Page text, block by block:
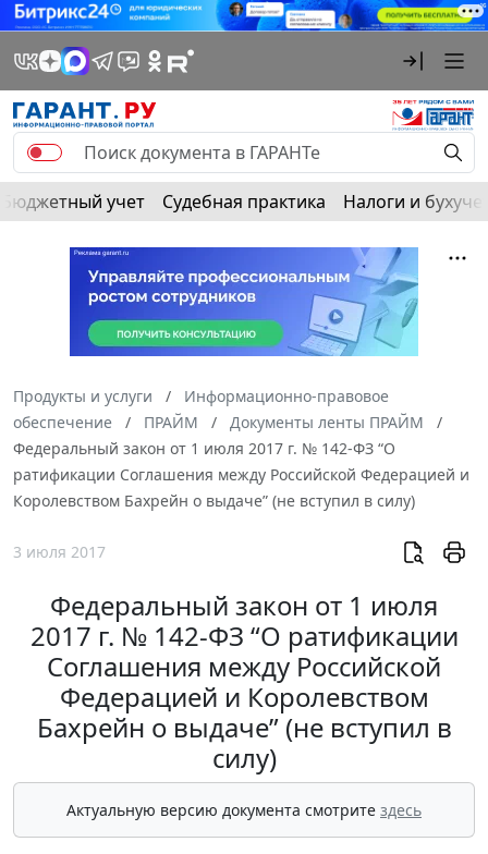
Бюджетный учет Судебная практика Налоги и
Продукты и услуги
Информационно-правовое
обеспечение
ПРАЙМ
Документы ленты ПРАЙМ
Федеральный закон от 1 июля 2017 г. № 142-ФЗ “О
ратификации Соглашения между Российской Федерацией и
Королевством Бахрейн о выдаче” (не вступил в силу)
3 июля 2017
Федеральный закон от 1 июля
2017 г. № 142-ФЗ “О ратификации
Соглашения между Российской
Федерацией и Королевством
Бахрейн о выдаче” (не вступил в
силу)
Актуальную версию документа смотрите здесь